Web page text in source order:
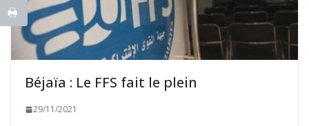
Béjaïa : Le FFS fait le plein
29/11/2021